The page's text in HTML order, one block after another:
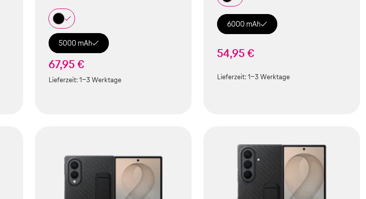
5000 mAh
67,95 €
Lieferzeit:1-3 Werktage
6000 mAh
54,95 €
Lieferzeit:1-3 Werktage